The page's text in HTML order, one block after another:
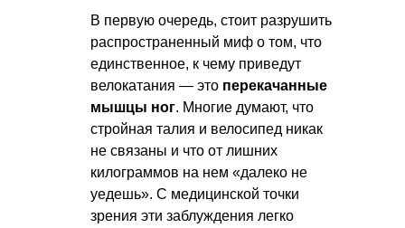
В первую очередь, стоит разрушить
распространенный миф о том, что
единственное, к чему приведут
велокатания — это перекачанные
мышцы ног. Многие думают, что
стройная талия и велосипед никак
не связаны и что от лишних
килограммов на нем «далеко не
уедешь». С медицинской точки
зрения эти заблуждения легко